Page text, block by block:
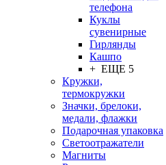
телефона
Куклы
сувенирные
Гирлянды
Кашпо
+ ЕЩЕ 5
Кружки,
термокружки
Значки, брелоки,
медали, флажки
Подарочная упаковка
Светоотражатели
Магниты